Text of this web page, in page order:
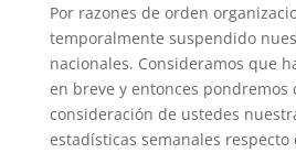
Por razones de orden
temporalmente suspendido
nacionales. Consideramos que
en breve y entonces pondremos
consideración de ustedes
estadísticas semanales